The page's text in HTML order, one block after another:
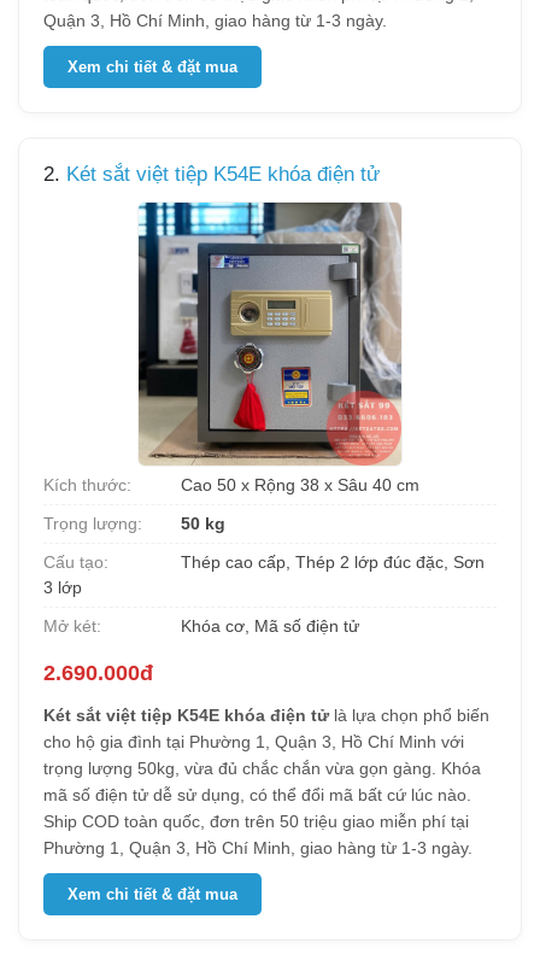
Quận 3, Hồ Chí Minh, giao hàng từ 1-3 ngày.
Xem chi tiết & đặt mua
2. Két sắt việt tiệp K54E khóa điện tử
Kích thước:
Cao 50 x Rộng 38 x Sâu 40 cm
Trọng lượng:
50 kg
Cấu tạo:
Thép cao cấp, Thép 2 lớp đúc đặc, Sơn
3 lớp
Mở két:
Khóa cơ, Mã số điện tử
2.690.000đ
Két sắt việt tiệp K54E khóa điện tửlà lựa chọn phổ biến
cho hộ gia đình tại Phường 1, Quận 3, Hồ Chí Minh với
trọng lượng 50kg, vừa đủ chắc chắn vừa gọn gàng. Khóa
mã số điện tử dễ sử dụng, có thể đổi mã bất cứ lúc nào.
Ship COD toàn quốc, đơn trên 50 triệu giao miễn phí tại
Phường 1, Quận 3, Hồ Chí Minh, giao hàng từ 1-3 ngày.
Xem chi tiết & đặt mua